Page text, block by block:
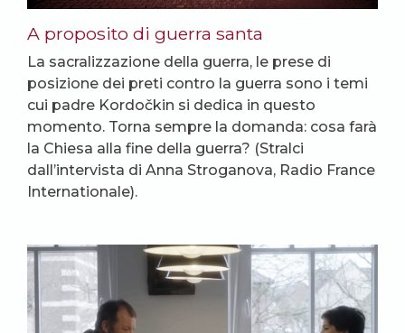
A proposito di guerra santa
La sacralizzazione della guerra, le prese di
posizione dei preti contro la guerra sono i temi
cui padre Kordočkin si dedica in questo
momento. Torna sempre la domanda: cosa farà
la Chiesa alla fine della guerra? (Stralci
dall’intervista di Anna Stroganova, Radio France
Internationale).